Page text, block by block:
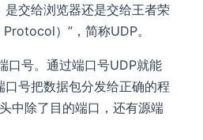
交给浏览器还是交给王者荣
）”，简称UDP。
口号。通过端口号UDP就能
号把数据包分发给正确的程
中除了目的端口，还有源端